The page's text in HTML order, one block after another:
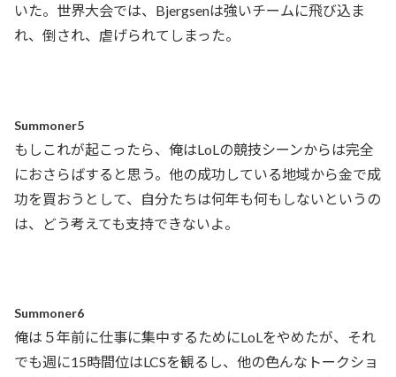
いた。世界大会では、Bjergsenは強いチームに飛び込ま
れ、倒され、虐げられてしまった。
Summoner5
もしこれが起こったら、俺はLoLの競技シーンからは完全
におさらばすると思う。他の成功している地域から金で成
功を買おうとして、自分たちは何年も何もしないというの
は、どう考えても支持できないよ。
Summoner6
俺は５年前に仕事に集中するためにLoLをやめたが、それ
でも週に15時間位はLCSを観るし、他の色んなトークショ